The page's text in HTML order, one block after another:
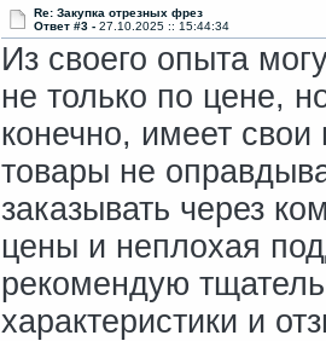
Re: Закупка отрезных фрез
Ответ #3 - 27.10.2025 :: 15:44:34
Из своего опыта
не только по цене,
конечно, имеет
товары не
заказывать через
цены и неплохая
рекомендую
характеристики и